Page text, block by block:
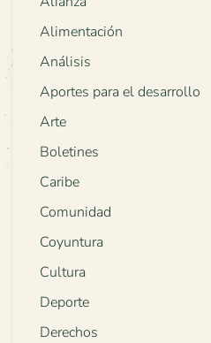
Alimentación
Análisis
Aportes para el desarrollo
Arte
Boletines
Caribe
Comunidad
Coyuntura
Cultura
Deporte
Derechos